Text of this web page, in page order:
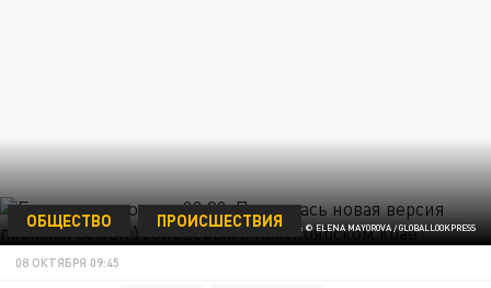
ФОТО: © ELENA MAYOROVA / GLOBALLOOKPRESS
ОБЩЕСТВО ПРОИСШЕСТВИЯ
08 ОКТЯБРЯ 09:45